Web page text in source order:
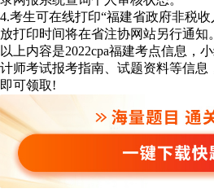
4.考生可在线打印“福建省政府非税
放打印时间将在省注协网站另行通知。
以上内容是2022cpa福建考点信息，
计师考试报考指南、试题资料等信息
即可领取!